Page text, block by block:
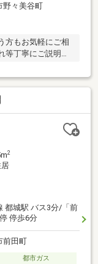
野々美谷町
方もお気軽にご相
丁寧にご説明さ
2
都城駅 バス3分/「前
停歩6分
前田町
都市ガス